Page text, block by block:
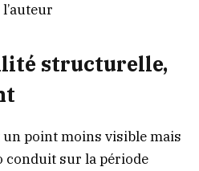
structurelle,
point moins visible mais
conduit sur la période